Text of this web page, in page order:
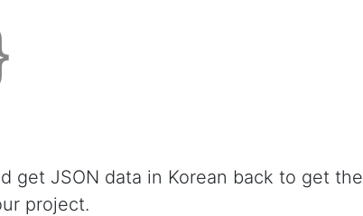
get JSON data in Korean back to get
project.